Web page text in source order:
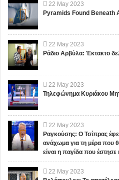
22 May 2023
Pyramids Found Beneath
22 May 2023
Ράδιο Αρβύλα: Έκτακτο
22 May 2023
Τηλεφώνημα Κυριάκου
22 May 2023
Ραγκούσης: Ο Τσίπρας
ανάχωμα για τη μέρα που
είναι η παγίδα που έστησε
22 May 2023